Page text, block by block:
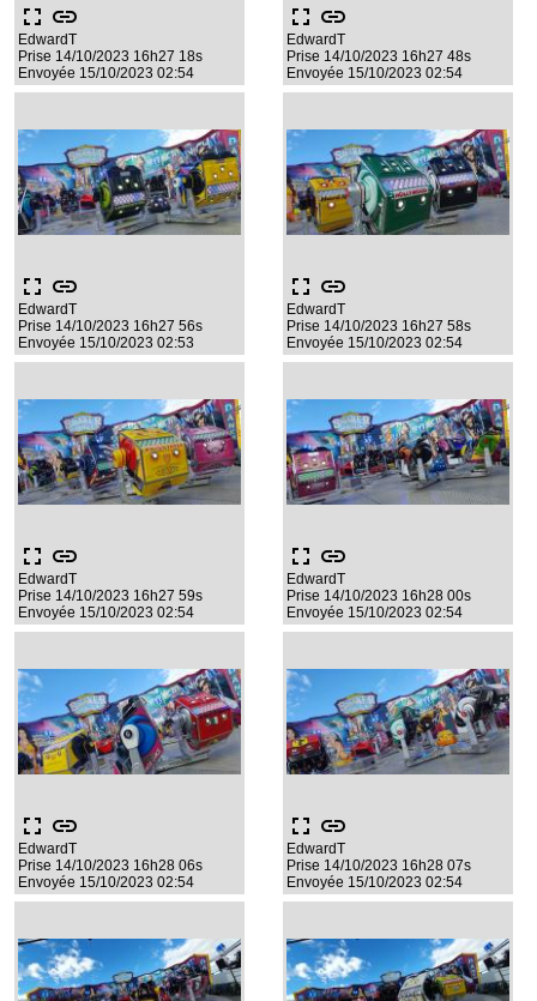
fullscreen link
EdwardT
Prise 14/10/2023 16h27 18s
Envoyée 15/10/2023 02:54
fullscreen link
EdwardT
Prise 14/10/2023 16h27 48s
Envoyée 15/10/2023 02:54
fullscreen link
EdwardT
Prise 14/10/2023 16h27 56s
Envoyée 15/10/2023 02:53
fullscreen link
EdwardT
Prise 14/10/2023 16h27 58s
Envoyée 15/10/2023 02:54
fullscreen link
EdwardT
Prise 14/10/2023 16h27 59s
Envoyée 15/10/2023 02:54
fullscreen link
EdwardT
Prise 14/10/2023 16h28 00s
Envoyée 15/10/2023 02:54
fullscreen link
EdwardT
Prise 14/10/2023 16h28 06s
Envoyée 15/10/2023 02:54
fullscreen link
EdwardT
Prise 14/10/2023 16h28 07s
Envoyée 15/10/2023 02:54